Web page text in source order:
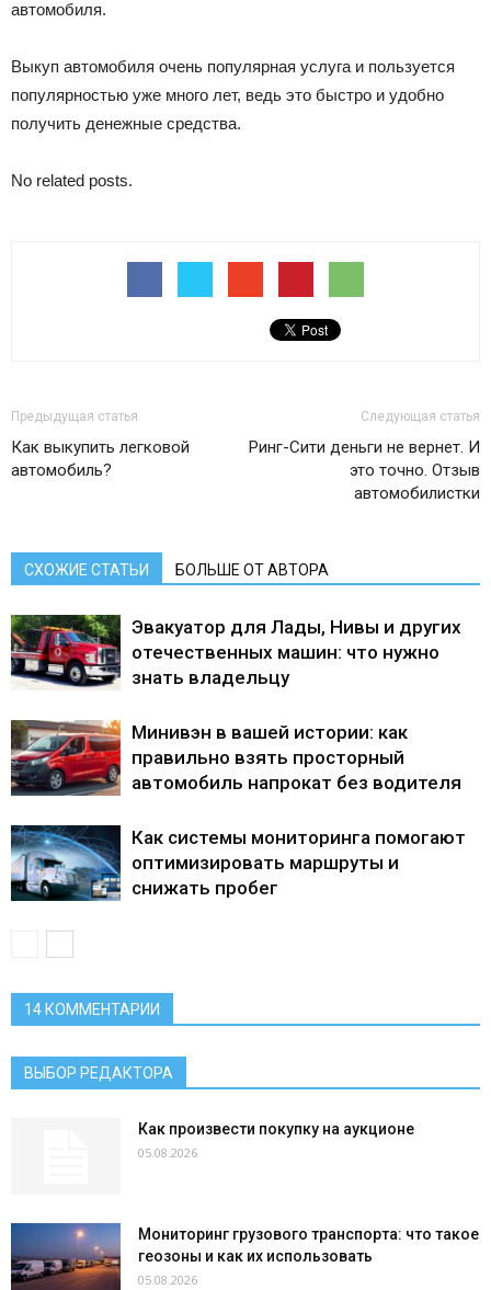
автомобиля.
Выкуп автомобиля очень популярная услуга и пользуется
популярностью уже много лет, ведь это быстро и удобно
получить денежные средства.
No related posts.
Предыдущая статья
Как выкупить легковой
автомобиль?
Следующая статья
Ринг-Сити деньги не вернет. И
это точно. Отзыв
автомобилистки
СХОЖИЕ СТАТЬИ БОЛЬШЕ ОТ АВТОРА
Эвакуатор для Лады, Нивы и других
отечественных машин: что нужно
знать владельцу
Минивэн в вашей истории: как
правильно взять просторный
автомобиль напрокат без водителя
Как системы мониторинга помогают
оптимизировать маршруты и
снижать пробег
14 КОММЕНТАРИИ
ВЫБОР РЕДАКТОРА
Как произвести покупку на аукционе
05.08.2026
Мониторинг грузового транспорта: что такое
геозоны и как их использовать
05.08.2026